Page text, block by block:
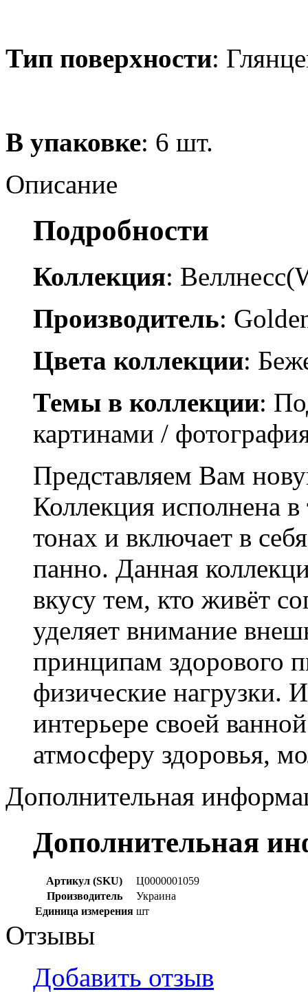
Тип поверхности:
В упаковке: 6 шт.
Описание
Подробности
Коллекция:
Производитель:
Цвета коллекции:
Темы в коллекции:
картинами /
Представляем Вам
Коллекция исполнена
тонах и включает в
панно. Данная
вкусу тем, кто живёт
уделяет внимание
принципам здорового
физические нагрузки.
интерьере своей
атмосферу здоровья,
Дополнительная
Дополнительная
Артикул (SKU)
Ц0000001059
Производитель
Украина
Единица измерения шт
Отзывы
Добавить отзыв